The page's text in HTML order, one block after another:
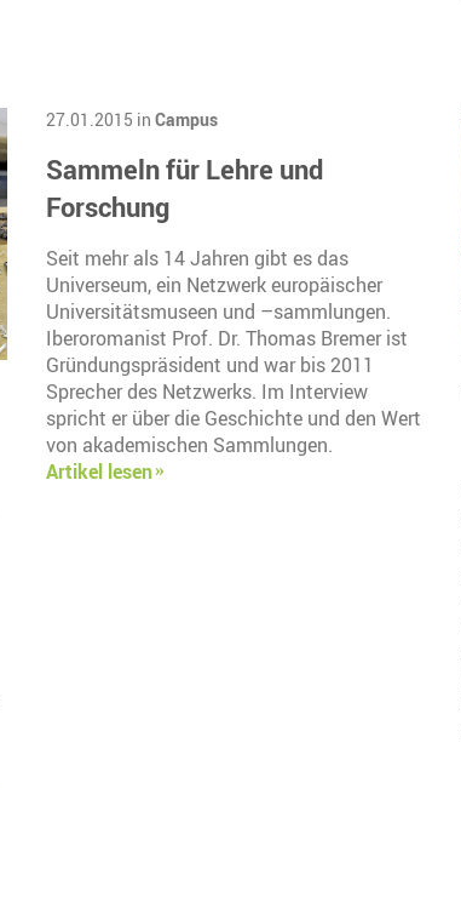
27.01.2015 in Campus
Sammeln für Lehre und
Forschung
Seit mehr als 14 Jahren gibt es das
Universeum, ein Netzwerk europäischer
Universitätsmuseen und –sammlungen.
Iberoromanist Prof. Dr. Thomas Bremer ist
Gründungspräsident und war bis 2011
Sprecher des Netzwerks. Im Interview
spricht er über die Geschichte und den Wert
von akademischen Sammlungen.
Artikel lesen